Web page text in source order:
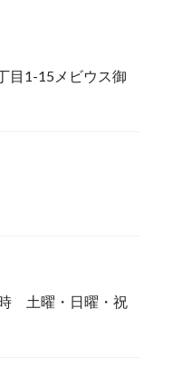
目1-15メビウス御
土曜・日曜・祝